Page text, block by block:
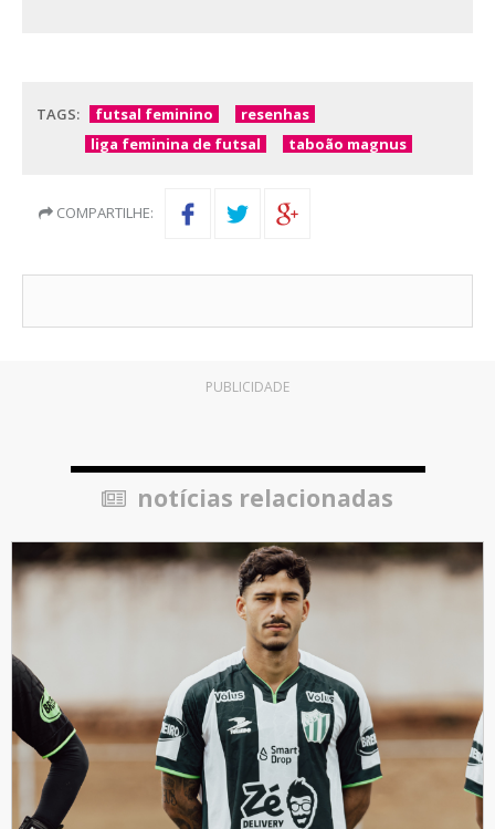
TAGS: futsal feminino
resenhas
liga feminina de futsal
taboão magnus
COMPARTILHE:
PUBLICIDADE
notícias relacionadas